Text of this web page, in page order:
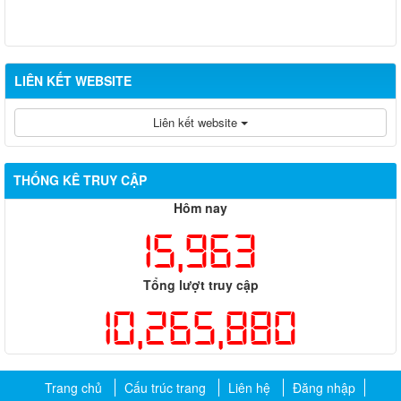
LIÊN KẾT WEBSITE
Liên kết website
THỐNG KÊ TRUY CẬP
Hôm nay
15,963
Tổng lượt truy cập
10,265,880
Trang chủ Cấu trúc trang Liên hệ Đăng nhập